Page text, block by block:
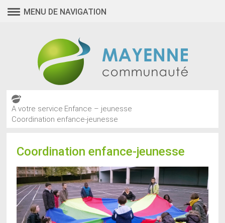
MENU DE NAVIGATION
A votre service Enfance – jeunesse
Coordination enfance-jeunesse
Coordination enfance-jeunesse